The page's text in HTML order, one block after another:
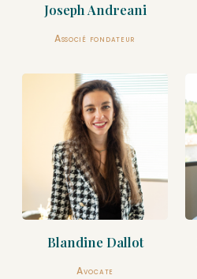
Joseph Andreani
Associé fondateur
Blandine Dallot
Avocate